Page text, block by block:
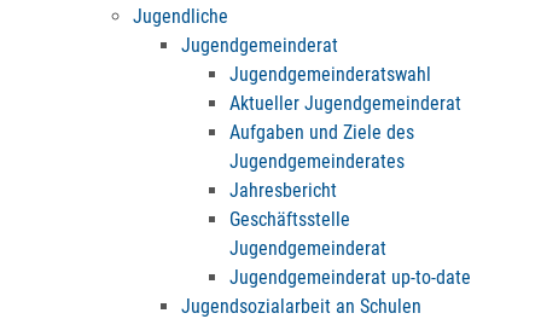
Jugendliche
Jugendgemeinderat
Jugendgemeinderatswahl
Aktueller Jugendgemeinderat
Aufgaben und Ziele des
Jugendgemeinderates
Jahresbericht
Geschäftsstelle
Jugendgemeinderat
Jugendgemeinderat up-to-date
Jugendsozialarbeit an Schulen